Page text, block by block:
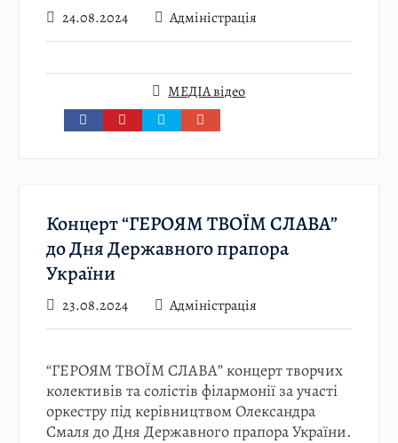
24.08.2024 Адміністрація
МЕДІА відео
Концерт “ГЕРОЯМ ТВОЇМ СЛАВА”
до Дня Державного прапора
України
23.08.2024 Адміністрація
“ГЕРОЯМ ТВОЇМ СЛАВА” концерт творчих
колективів та солістів філармонії за участі
оркестру під керівництвом Олександра
Смаля до Дня Державного прапора України.